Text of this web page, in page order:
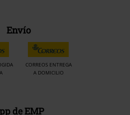
Envío
CORREOS ENTREGA
A DOMICILIO
de EMP